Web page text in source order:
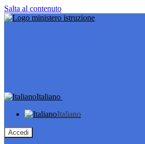
Salta al contenuto
Italiano
Italiano
Accedi